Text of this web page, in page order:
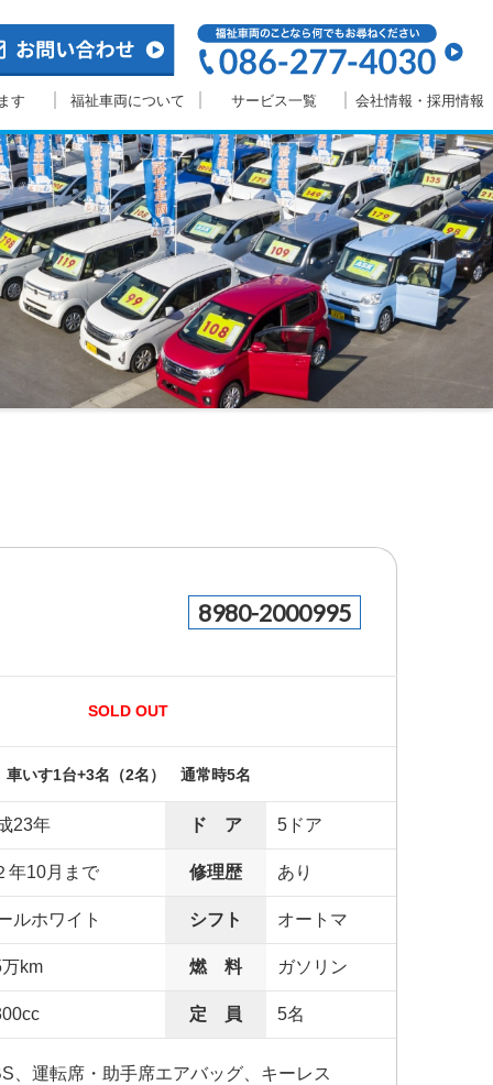
す 福祉車両について サービス一覧 会社情報・採用情報
8980-2000995
SOLD OUT
車いす1台+3名（2名） 通常時5名
23年 ド ア 5ドア
年10月まで 修理歴 あり
ルホワイト シフト オートマ
km 燃 料 ガソリン
定 員 5名
、運転席・助手席エアバッグ、キーレス